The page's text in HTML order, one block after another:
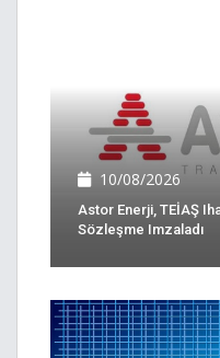
10/08/2026
Astor Enerji, TEİAŞ
Sözleşme Imzaladı